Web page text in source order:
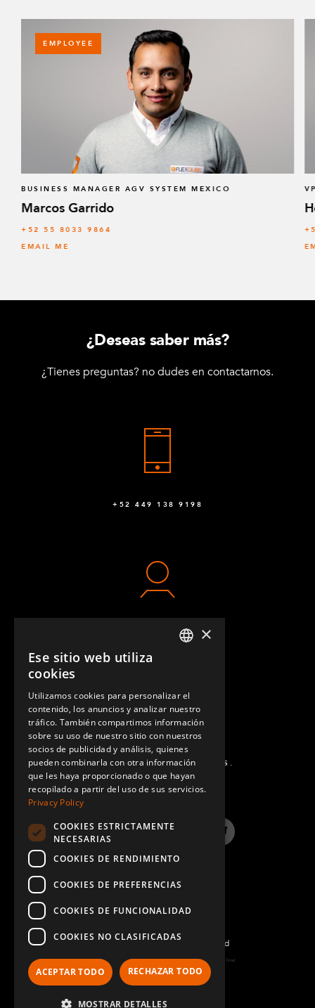
EMPLOYEE
BUSINESS MANAGER AGV SYSTEM MEXICO
Marcos Garrido
+52 55 8033 9864
EMAIL ME
¿Deseas saber más?
¿Tienes preguntas? no dudes en contactarnos.
+52 449 138 9198
CONTACTO
PREGUNTAS MÁS FRECUENTES.
LinkedIn InstagramTwitter
©2022 FlexQube – All rights reserved
Page generated: Fri Aug 07 2026 03:46:51 GMT+0000 (Coordinated Universal Time)
Política y Términos
×
Ese sitio web utiliza
cookies
Utilizamos cookies para personalizar el
contenido, los anuncios y analizar nuestro
tráfico. También compartimos información
sobre su uso de nuestro sitio con nuestros
socios de publicidad y análisis, quienes
pueden combinarla con otra información
que les haya proporcionado o que hayan
recopilado a partir del uso de sus servicios.
Privacy Policy
COOKIES ESTRICTAMENTE
NECESARIAS
COOKIES DE RENDIMIENTO
COOKIES DE PREFERENCIAS
COOKIES DE FUNCIONALIDAD
COOKIES NO CLASIFICADAS
ACEPTAR TODO RECHAZAR TODO
MOSTRAR DETALLES